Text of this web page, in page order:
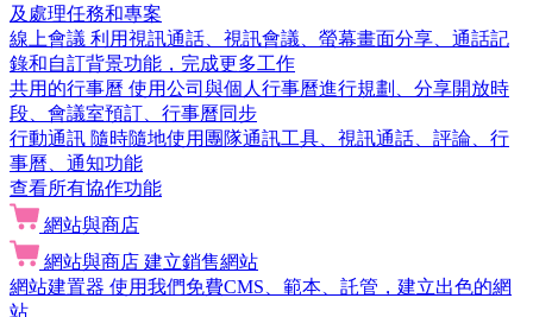
及處理任務和專案
線上會議 利用視訊通話、視訊會議、螢幕畫面分享、通話記
錄和自訂背景功能，完成更多工作
共用的行事曆 使用公司與個人行事曆進行規劃、分享開放時
段、會議室預訂、行事曆同步
行動通訊 隨時隨地使用團隊通訊工具、視訊通話、評論、行
事曆、通知功能
查看所有協作功能
網站與商店
網站與商店 建立銷售網站
網站建置器 使用我們免費CMS、範本、託管，建立出色的網
站